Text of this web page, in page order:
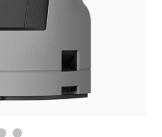
Swarovski Variable
2 220 kr
2 220 kr